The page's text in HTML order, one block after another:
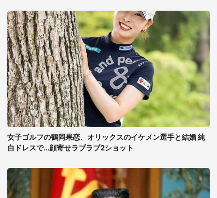
女子ゴルフの鶴岡果恋、オリックスのイケメン選手と結婚 純
白ドレスで...顔寄せラブラブ2ショット